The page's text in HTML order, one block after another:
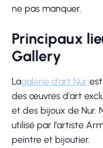
ne pas manquer.
Principaux
Gallery
Lagalerie d'art Nur
des œuvres d'art
et des bijoux de Nur.
utilisé par l'artiste
peintre et bijoutier.